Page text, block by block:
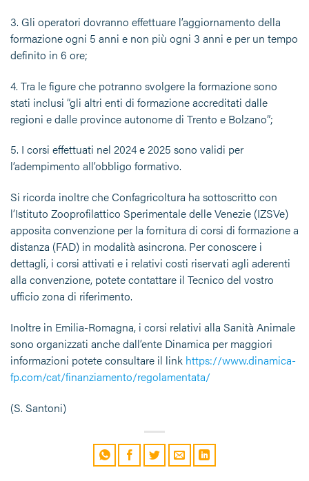
3. Gli operatori dovranno effettuare l’aggiornamento della
formazioneogni 5 anni e non più ogni 3 anni e per un tempo
definito in 6 ore;
4. Tra le figure che potranno svolgere la formazione sono
stati inclusi “gli altri enti di formazione accreditati dalle
regioni e dalle province autonome di Trento e Bolzano”;
5. I corsi effettuati nel 2024 e 2025 sono validi per
l’adempimento all’obbligo formativo.
Si ricorda inoltre che Confagricoltura ha sottoscritto con
l’Istituto Zooprofilattico Sperimentale delle Venezie (IZSVe)
apposita convenzione per la fornitura di corsi di formazione a
distanza (FAD) in modalità asincrona. Per conoscere i
dettagli, i corsi attivati e i relativi costi riservati agli aderenti
alla convenzione, potete contattare il Tecnico del vostro
ufficio zona di riferimento.
Inoltre in Emilia-Romagna, i corsi relativi alla Sanità Animale
sono organizzati anche dall’ente Dinamica per maggiori
informazioni potete consultare il link https://www.dinamica-
fp.com/cat/finanziamento/regolamentata/
(S. Santoni)